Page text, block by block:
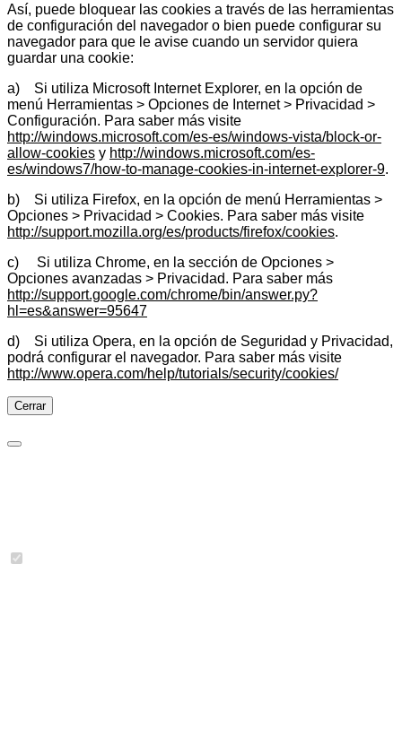
Así, puede bloquear las cookies a través de las herramientas
de configuración del navegador o bien puede configurar su
navegador para que le avise cuando un servidor quiera
guardar una cookie:
a) Si utiliza Microsoft Internet Explorer, en la opción de
menú Herramientas > Opciones de Internet > Privacidad >
Configuración. Para saber más visite
http://windows.microsoft.com/es-es/windows-vista/block-or-
allow-cookies y http://windows.microsoft.com/es-
es/windows7/how-to-manage-cookies-in-internet-explorer-9.
b) Si utiliza Firefox, en la opción de menú Herramientas >
Opciones > Privacidad > Cookies. Para saber más visite
http://support.mozilla.org/es/products/firefox/cookies.
c) Si utiliza Chrome, en la sección de Opciones >
Opciones avanzadas > Privacidad. Para saber más
http://support.google.com/chrome/bin/answer.py?
hl=es&answer=95647
d) Si utiliza Opera, en la opción de Seguridad y Privacidad,
podrá configurar el navegador. Para saber más visite
http://www.opera.com/help/tutorials/security/cookies/
Cerrar